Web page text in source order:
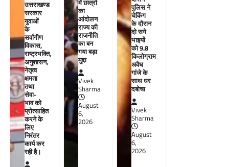
उत्तराखण्ड
सरकार
युवाओं
के
सर्वांगीण
विकास,
राष्ट्रभक्ति,
अनुशासन,
नेतृत्व
क्षमता
तथा
सेवा-
भाव को
प्रोत्साहित
करने के
लिए
निरंतर
कार्य कर
रही है।
में छात्रों
का
आंदोलन
राज्य की
राजनीति
का बन
गया बड़ा
मुद्दा
Vivek
Sharma
August
6,
2026
पुलिस ने
चेकिंग
के दौरान
दो सगे
भाइयों
को 9.8
किलोग्राम
अवैध
गांजे के
साथ धर
दबोचा
Vivek
Sharma
August
6,
2026